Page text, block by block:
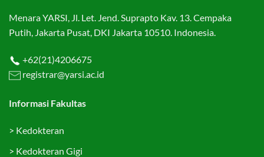
Menara YARSI, Jl. Let. Jend. Suprapto Kav. 13. Cempaka
Putih, Jakarta Pusat, DKI Jakarta 10510. Indonesia.
+62(21)4206675
registrar@yarsi.ac.id
Informasi Fakultas
> Kedokteran
> Kedokteran Gigi